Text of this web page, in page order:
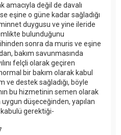
amacıyla değil de davalı
eşine o güne kadar sağladığı
duygusu ve yine ileride
bulunduğunu
sonra da muris ve eşine
bakım savunmasında
felçli olarak geçiren
bir bakım olarak kabul
ve destek sağladığı, böyle
bu hizmetinin semen olarak
düşeceğinden, yapılan
gerektiği-